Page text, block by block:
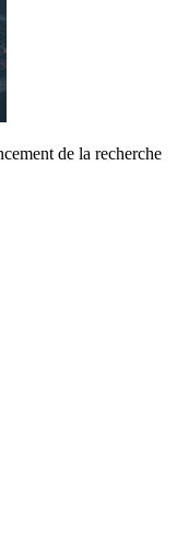
de la recherche